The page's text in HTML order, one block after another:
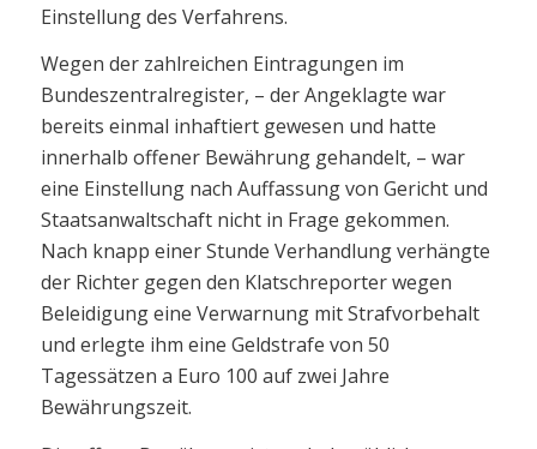
Einstellung des Verfahrens.
Wegen der zahlreichen Eintragungen im
Bundeszentralregister, – der Angeklagte war
bereits einmal inhaftiert gewesen und hatte
innerhalb offener Bewährung gehandelt, – war
eine Einstellung nach Auffassung von Gericht und
Staatsanwaltschaft nicht in Frage gekommen.
Nach knapp einer Stunde Verhandlung verhängte
der Richter gegen den Klatschreporter wegen
Beleidigung eine Verwarnung mit Strafvorbehalt
und erlegte ihm eine Geldstrafe von 50
Tagessätzen a Euro 100 auf zwei Jahre
Bewährungszeit.